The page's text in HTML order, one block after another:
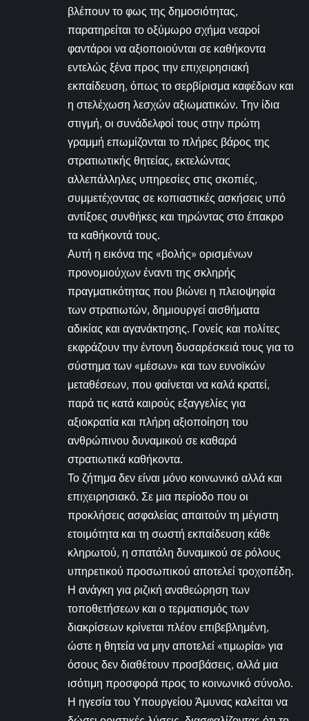
βλέπουν το φως της δημοσιότητας,
παρατηρείται το οξύμωρο σχήμα νεαροί
φαντάροι να αξιοποιούνται σε καθήκοντα
εντελώς ξένα προς την επιχειρησιακή
εκπαίδευση, όπως το σερβίρισμα καφέδων και
η στελέχωση λεσχών αξιωματικών. Την ίδια
στιγμή, οι συνάδελφοί τους στην πρώτη
γραμμή επωμίζονται το πλήρες βάρος της
στρατιωτικής θητείας, εκτελώντας
αλλεπάλληλες υπηρεσίες στις σκοπιές,
συμμετέχοντας σε κοπιαστικές ασκήσεις υπό
αντίξοες συνθήκες και τηρώντας στο έπακρο
τα καθήκοντά τους.
Αυτή η εικόνα της «βολής» ορισμένων
προνομιούχων έναντι της σκληρής
πραγματικότητας που βιώνει η πλειοψηφία
των στρατιωτών, δημιουργεί αισθήματα
αδικίας και αγανάκτησης. Γονείς και πολίτες
εκφράζουν την έντονη δυσαρέσκειά τους για το
σύστημα των «μέσων» και των ευνοϊκών
μεταθέσεων, που φαίνεται να καλά κρατεί,
παρά τις κατά καιρούς εξαγγελίες για
αξιοκρατία και πλήρη αξιοποίηση του
ανθρώπινου δυναμικού σε καθαρά
στρατιωτικά καθήκοντα.
Το ζήτημα δεν είναι μόνο κοινωνικό αλλά και
επιχειρησιακό. Σε μια περίοδο που οι
προκλήσεις ασφαλείας απαιτούν τη μέγιστη
ετοιμότητα και τη σωστή εκπαίδευση κάθε
κληρωτού, η σπατάλη δυναμικού σε ρόλους
υπηρετικού προσωπικού αποτελεί τροχοπέδη.
Η ανάγκη για ριζική αναθεώρηση των
τοποθετήσεων και ο τερματισμός των
διακρίσεων κρίνεται πλέον επιβεβλημένη,
ώστε η θητεία να μην αποτελεί «τιμωρία» για
όσους δεν διαθέτουν προσβάσεις, αλλά μια
ισότιμη προσφορά προς το κοινωνικό σύνολο.
Η ηγεσία του Υπουργείου Άμυνας καλείται να